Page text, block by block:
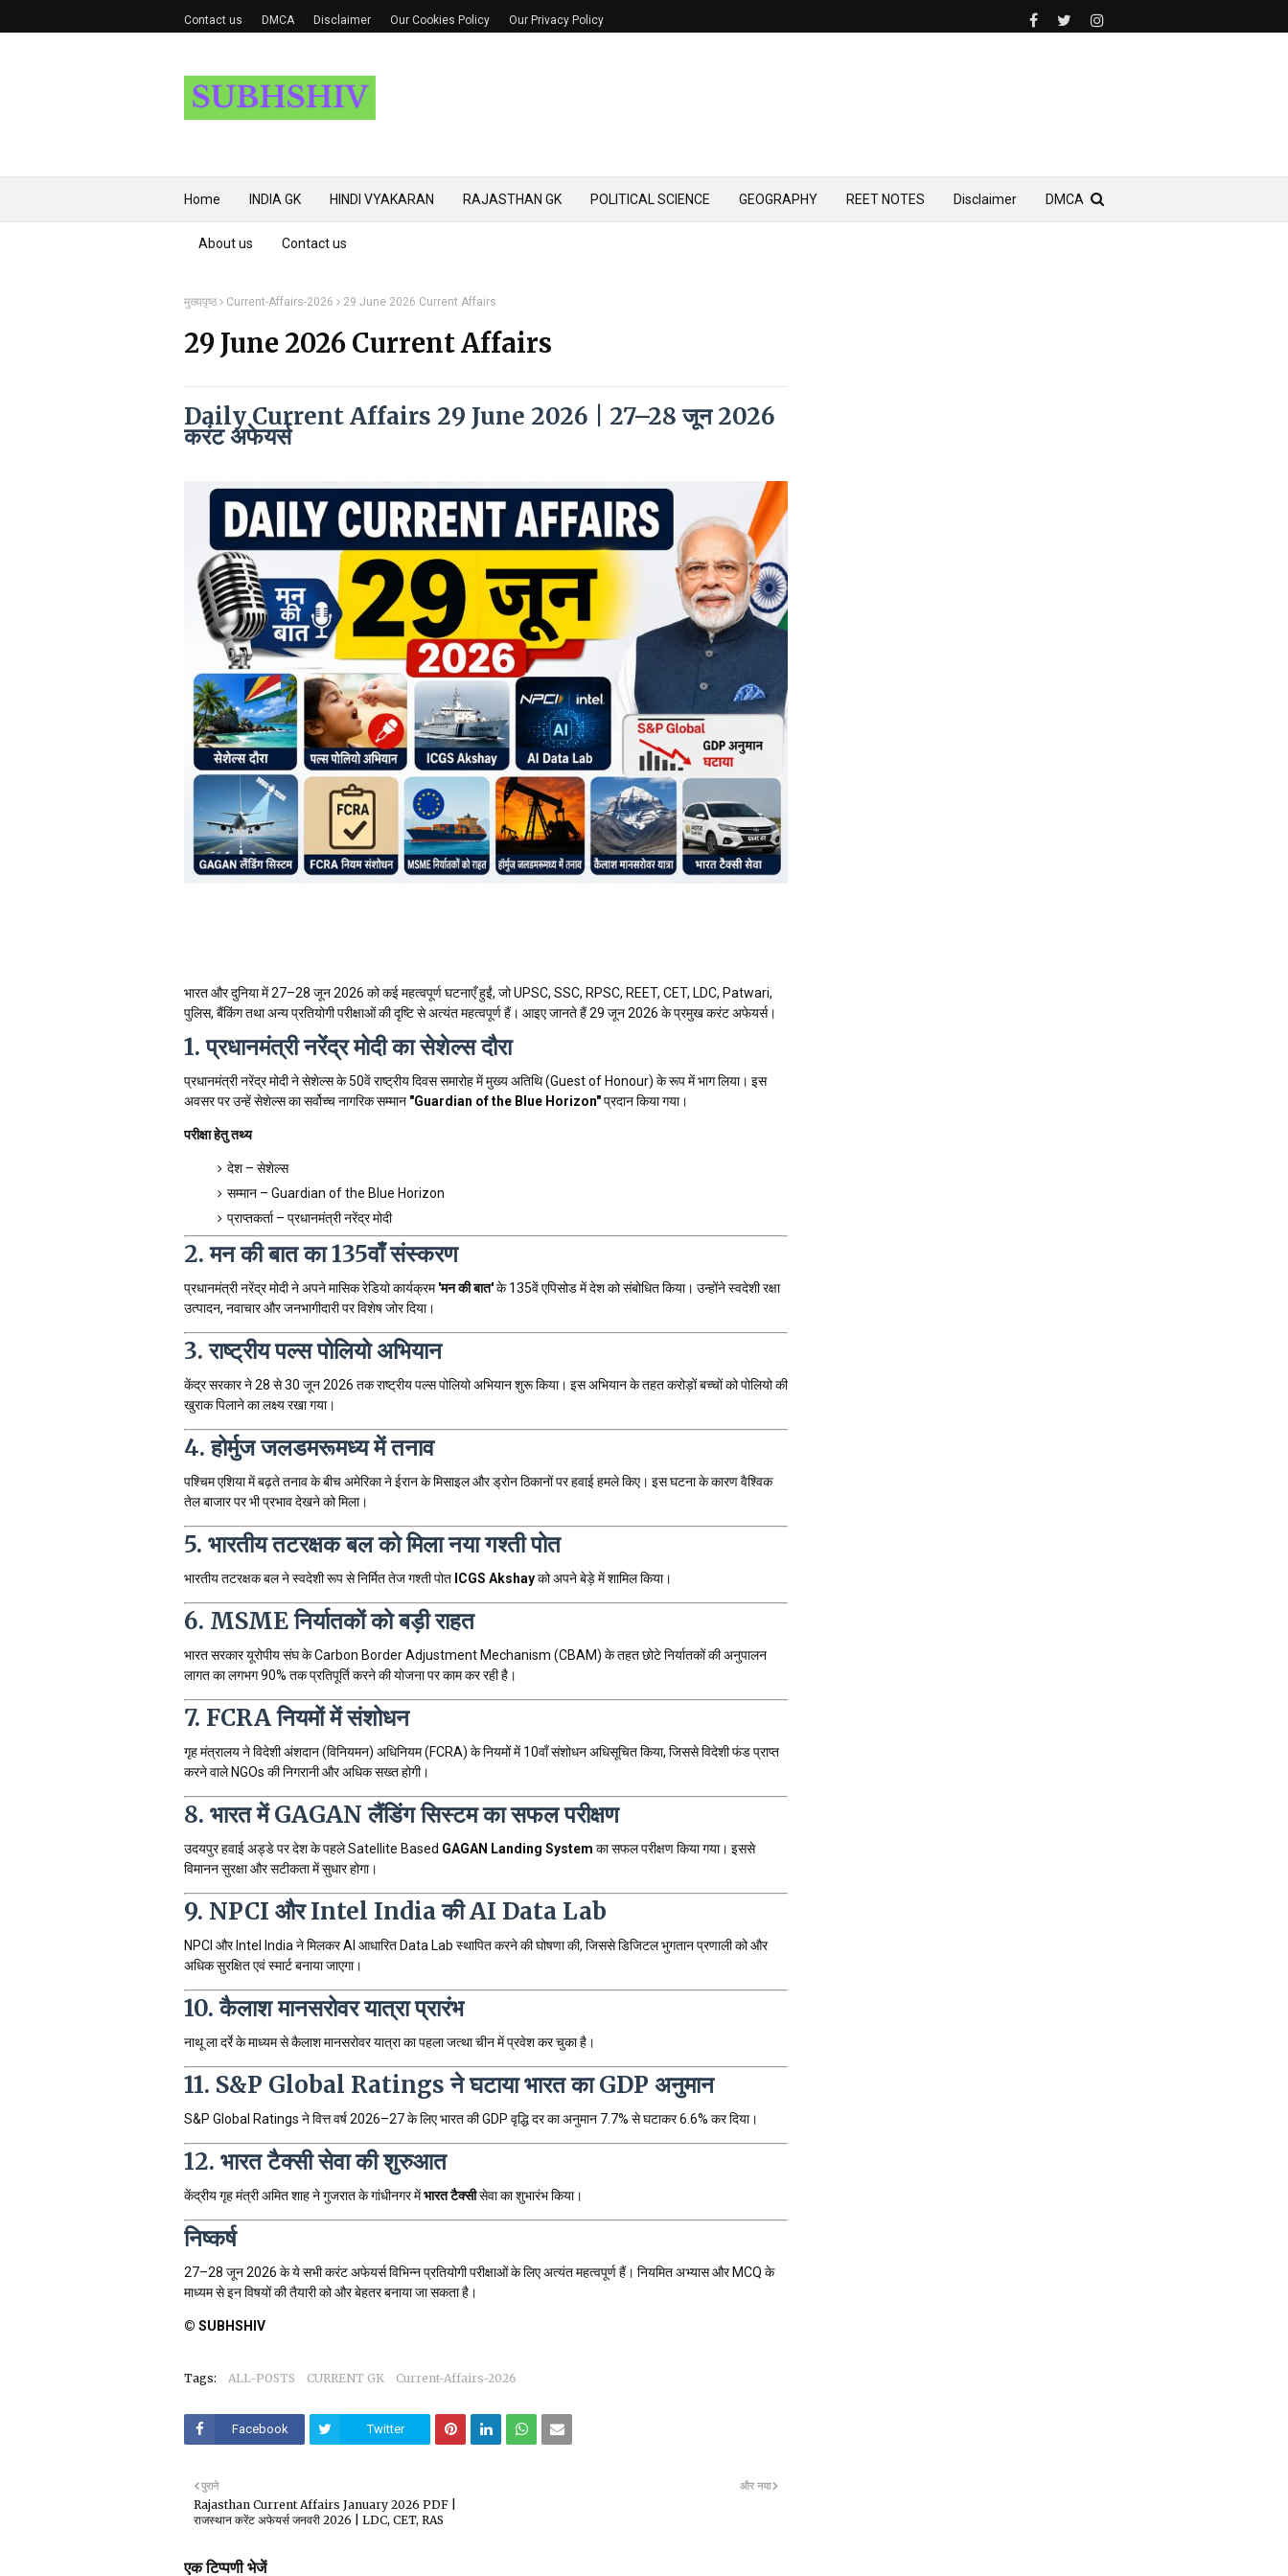
Contact us DMCA Disclaimer Our Cookies Policy Our Privacy Policy
Home INDIA GK HINDI VYAKARAN RAJASTHAN GK POLITICAL SCIENCE GEOGRAPHY REET NOTES Disclaimer DMCA
About us Contact us
मुख्यपृष्ठ Current-Affairs-2026 29 June 2026 Current Affairs
29 June 2026 Current Affairs
Daily Current Affairs 29 June 2026 | 27–28 जून 2026
करंट अफेयर्स
भारत और दुनिया में 27–28 जून 2026 को कई महत्वपूर्ण घटनाएँ हुईं, जो UPSC, SSC, RPSC, REET, CET, LDC, Patwari,
पुलिस, बैंकिंग तथा अन्य प्रतियोगी परीक्षाओं की दृष्टि से अत्यंत महत्वपूर्ण हैं। आइए जानते हैं 29 जून 2026 के प्रमुख करंट अफेयर्स।
1. प्रधानमंत्री नरेंद्र मोदी का सेशेल्स दौरा
प्रधानमंत्री नरेंद्र मोदी ने सेशेल्स के 50वें राष्ट्रीय दिवस समारोह में मुख्य अतिथि (Guest of Honour) के रूप में भाग लिया। इस
अवसर पर उन्हें सेशेल्स का सर्वोच्च नागरिक सम्मान "Guardian of the Blue Horizon"प्रदान किया गया।
परीक्षा हेतु तथ्य
देश – सेशेल्स
सम्मान – Guardian of the Blue Horizon
प्राप्तकर्ता – प्रधानमंत्री नरेंद्र मोदी
2. मन की बात का 135वाँ संस्करण
प्रधानमंत्री नरेंद्र मोदी ने अपने मासिक रेडियो कार्यक्रम'मन की बात'के 135वें एपिसोड में देश को संबोधित किया। उन्होंने स्वदेशी रक्षा
उत्पादन, नवाचार और जनभागीदारी पर विशेष जोर दिया।
3. राष्ट्रीय पल्स पोलियो अभियान
केंद्र सरकार ने 28 से 30 जून 2026 तक राष्ट्रीय पल्स पोलियो अभियान शुरू किया। इस अभियान के तहत करोड़ों बच्चों को पोलियो की
खुराक पिलाने का लक्ष्य रखा गया।
4. होर्मुज जलडमरूमध्य में तनाव
पश्चिम एशिया में बढ़ते तनाव के बीच अमेरिका ने ईरान के मिसाइल और ड्रोन ठिकानों पर हवाई हमले किए। इस घटना के कारण वैश्विक
तेल बाजार पर भी प्रभाव देखने को मिला।
5. भारतीय तटरक्षक बल को मिला नया गश्ती पोत
भारतीय तटरक्षक बल ने स्वदेशी रूप से निर्मित तेज गश्ती पोत ICGS Akshayको अपने बेड़े में शामिल किया।
6. MSME निर्यातकों को बड़ी राहत
भारत सरकार यूरोपीय संघ के Carbon Border Adjustment Mechanism (CBAM) के तहत छोटे निर्यातकों की अनुपालन
लागत का लगभग 90% तक प्रतिपूर्ति करने की योजना पर काम कर रही है।
7. FCRA नियमों में संशोधन
गृह मंत्रालय ने विदेशी अंशदान (विनियमन) अधिनियम (FCRA) के नियमों में 10वाँ संशोधन अधिसूचित किया, जिससे विदेशी फंड प्राप्त
करने वाले NGOs की निगरानी और अधिक सख्त होगी।
8. भारत में GAGAN लैंडिंग सिस्टम का सफल परीक्षण
उदयपुर हवाई अड्डे पर देश के पहले Satellite Based GAGAN Landing System का सफल परीक्षण किया गया। इससे
विमानन सुरक्षा और सटीकता में सुधार होगा।
9. NPCI और Intel India की AI Data Lab
NPCI और Intel India ने मिलकर AI आधारित Data Lab स्थापित करने की घोषणा की, जिससे डिजिटल भुगतान प्रणाली को और
अधिक सुरक्षित एवं स्मार्ट बनाया जाएगा।
10. कैलाश मानसरोवर यात्रा प्रारंभ
नाथू ला दर्रे के माध्यम से कैलाश मानसरोवर यात्रा का पहला जत्था चीन में प्रवेश कर चुका है।
11. S&P Global Ratings ने घटाया भारत का GDP अनुमान
S&P Global Ratings ने वित्त वर्ष 2026–27 के लिए भारत की GDP वृद्धि दर का अनुमान 7.7% से घटाकर 6.6% कर दिया।
12. भारत टैक्सी सेवा की शुरुआत
केंद्रीय गृह मंत्री अमित शाह ने गुजरात के गांधीनगर मेंभारत टैक्सीसेवा का शुभारंभ किया।
निष्कर्ष
27–28 जून 2026 के ये सभी करंट अफेयर्स विभिन्न प्रतियोगी परीक्षाओं के लिए अत्यंत महत्वपूर्ण हैं। नियमित अभ्यास और MCQ के
माध्यम से इन विषयों की तैयारी को और बेहतर बनाया जा सकता है।
© SUBHSHIV
Tags: ALL-POSTS CURRENT GK Current-Affairs-2026
Facebook Twitter
और नया
पुराने
Rajasthan Current Affairs January 2026 PDF |
राजस्थान करेंट अफेयर्स जनवरी 2026 | LDC, CET, RAS
एक टिप्पणी भेजें